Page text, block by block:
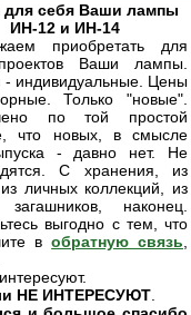
для себя Ваши лампы
ИН-12 и ИН-14
приобретать для
Ваши лампы.
- индивидуальные. Цены
Только "новые".
по той простой
что новых, в смысле
- давно нет. Не
С хранения, из
личных коллекций, из
наконец.
выгодно с тем, что
вобратную связь
НЕ ИНТЕРЕСУЮТ